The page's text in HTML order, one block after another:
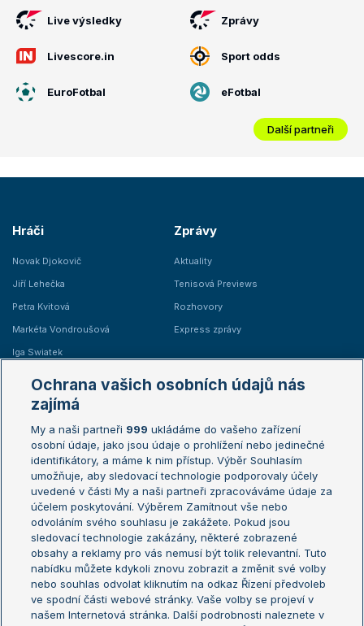
Live výsledky Zprávy
Livescore.in Sport odds
EuroFotbal eFotbal
Další partneři
Hráči
Novak Djokovič
Jiří Lehečka
Petra Kvitová
Markéta Vondroušová
Iga Swiatek
Zprávy
Aktuality
Tenisová Previews
Rozhovory
Express zprávy
Žebříčky
Žebříček ATP (muži)
Žebříček WTA (ženy)
Sázkařský žebříček
Australian Open
French Open
Wimbledon
US Open
Turnaj mistrů
Turnaj mistryň
Aktualní trendy
Fotbalové přestupy
Livesport Daily
Ochrana vašich osobních údajů nás
zajímá
My a naši partneři 999 ukládáme do vašeho zařízení
osobní údaje, jako jsou údaje o prohlížení nebo jedinečné
identifikátory, a máme k nim přístup. Výběr Souhlasím
umožňuje, aby sledovací technologie podporovaly účely
uvedené v části My a naši partneři zpracováváme údaje za
účelem poskytování. Výběrem Zamítnout vše nebo
odvoláním svého souhlasu je zakážete. Pokud jsou
sledovací technologie zakázány, některé zobrazené
obsahy a reklamy pro vás nemusí být tolik relevantní. Tuto
nabídku můžete kdykoli znovu zobrazit a změnit své volby
nebo souhlas odvolat kliknutím na odkaz Řízení předvoleb
ve spodní části webové stránky. Vaše volby se projeví v
našem Internetová stránka. Další podrobnosti naleznete v